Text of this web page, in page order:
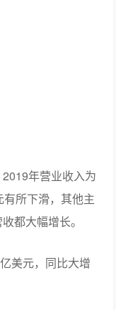
年营业收入为
所下滑，其他主
都大幅增长。
美元，同比大增